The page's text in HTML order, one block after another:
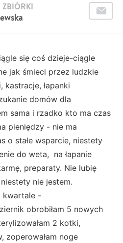
ZBIÓRKI
się coś dzieje-ciągle
jak śmieci przez ludzkie
kastracje, łapanki
domów dla
sama i rzadko kto ma czas
pieniędzy - nie ma
o stałe wsparcie, niestety
do weta, na łapanie
preparaty. Nie lubię
nie jestem.
kwartale -
obrobiłam 5 nowych
2 kotki,
zoperowałam noge